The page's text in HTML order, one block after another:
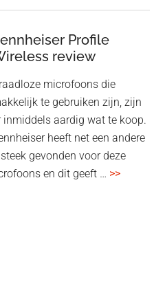
Profile
review
microfoons die
te gebruiken zijn, zijn
inmiddels aardig wat te koop.
heeft net een andere
gevonden voor deze
en dit geeft … >>